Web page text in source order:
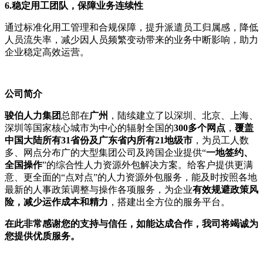
6.稳定用工团队，保障业务连续性
通过标准化用工管理和合规保障，提升派遣员工归属感，降低
人员流失率，减少因人员频繁变动带来的业务中断影响，助力
企业稳定高效运营。
公司 简介
骏伯人力集团 总部在广州 ，陆续建立了以深圳、北京、上海、
深圳等国家核心城市为中心的辐射全国的300多个网点 ， 覆盖
中国大陆所有31省份及广东省内所有21地级市 ，为员工人数
多、网点分布广的大型集团公司及跨国企业提供“一地签约、
全国操作”的综合性人力资源外包解决方案。给客户提供更满
意、更全面的“点对点”的人力资源外包服务，能及时按照各地
最新的人事政策调整与操作各项服务，为企业有效规避政策风
险，减少运作成本和精力 ，搭建出全方位的服务平台。
在此非常感谢您的支持与信任，如能达成合作，我司将竭诚为
您提供优质服务。